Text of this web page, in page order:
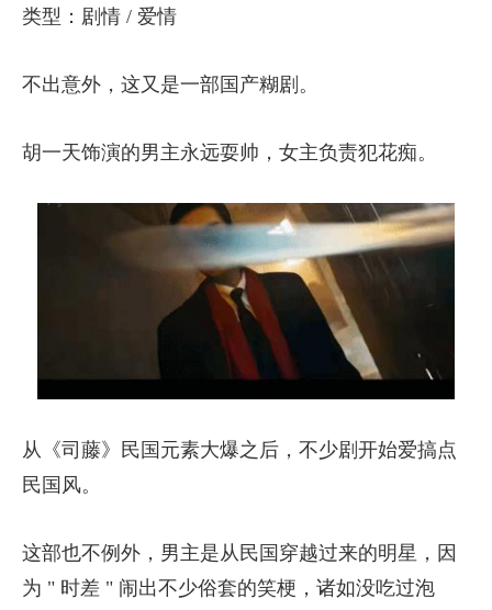
类型：剧情 / 爱情
不出意外，这又是一部国产糊剧。
胡一天饰演的男主永远耍帅，女主负责犯花痴。
从《司藤》民国元素大爆之后，不少剧开始爱搞点
民国风。
这部也不例外，男主是从民国穿越过来的明星，因
为 " 时差 " 闹出不少俗套的笑梗，诸如没吃过泡